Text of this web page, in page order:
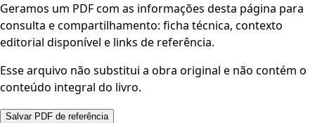
Geramos um PDF com as informações desta página para
consulta e compartilhamento: ficha técnica, contexto
editorial disponível e links de referência.
Esse arquivo não substitui a obra original e não contém o
conteúdo integral do livro.
Salvar PDF de referência